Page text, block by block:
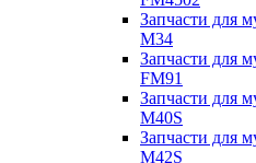
Запчасти для
M34
Запчасти для
FM91
Запчасти для
M40S
Запчасти для
M42S